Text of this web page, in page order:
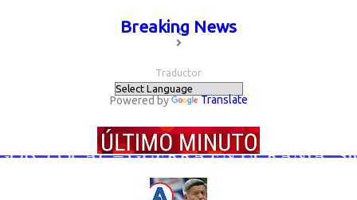
Breaking News
Traductor
Powered by Translate
– GUERRA EN UCRANIA;